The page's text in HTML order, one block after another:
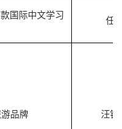
国际中文学习
任
品牌 汪银